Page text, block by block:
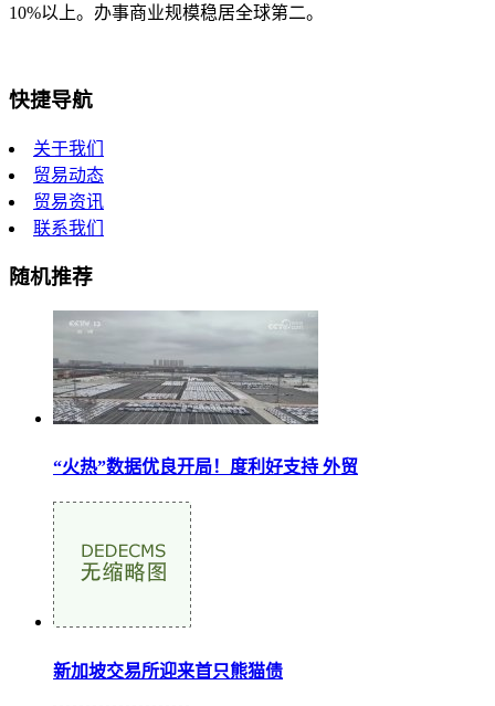
10%以上。办事商业规模稳居全球第二。
快捷导航
关于我们
贸易动态
贸易资讯
联系我们
随机推荐
“火热”数据优良开局！度利好支持 外贸
新加坡交易所迎来首只熊猫债